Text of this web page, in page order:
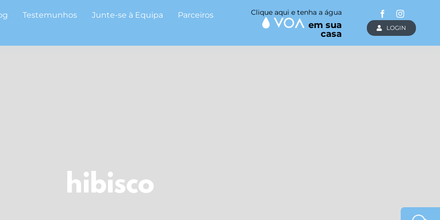
Testemunhos Junte-se à Equipa Parceiros Clique aqui e tenha a água
em sua
casa
LOGIN
hibisco